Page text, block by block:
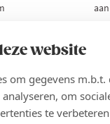
website
om gegevens
om
te